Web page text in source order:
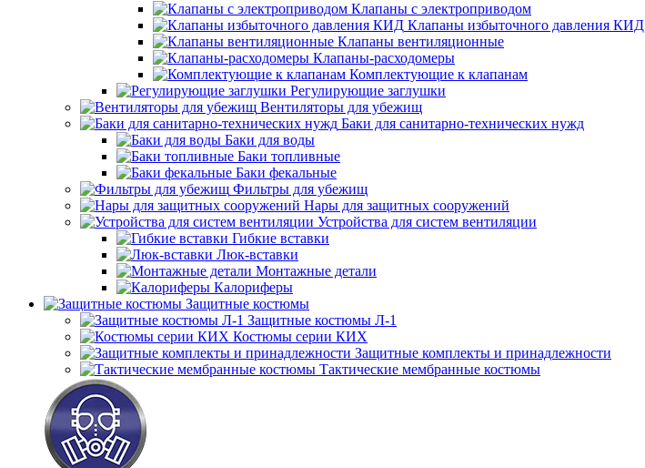
Клапаны с электроприводом
Клапаны избыточного давления КИД
Клапаны вентиляционные
Клапаны-расходомеры
Комплектующие к клапанам
Регулирующие заглушки
Вентиляторы для убежищ
Баки для санитарно-технических нужд
Баки для воды
Баки топливные
Баки фекальные
Фильтры для убежищ
Нары для защитных сооружений
Устройства для систем вентиляции
Гибкие вставки
Люк-вставки
Монтажные детали
Калориферы
Защитные костюмы
Защитные костюмы Л-1
Костюмы серии КИХ
Защитные комплекты и принадлежности
Тактические мембранные костюмы